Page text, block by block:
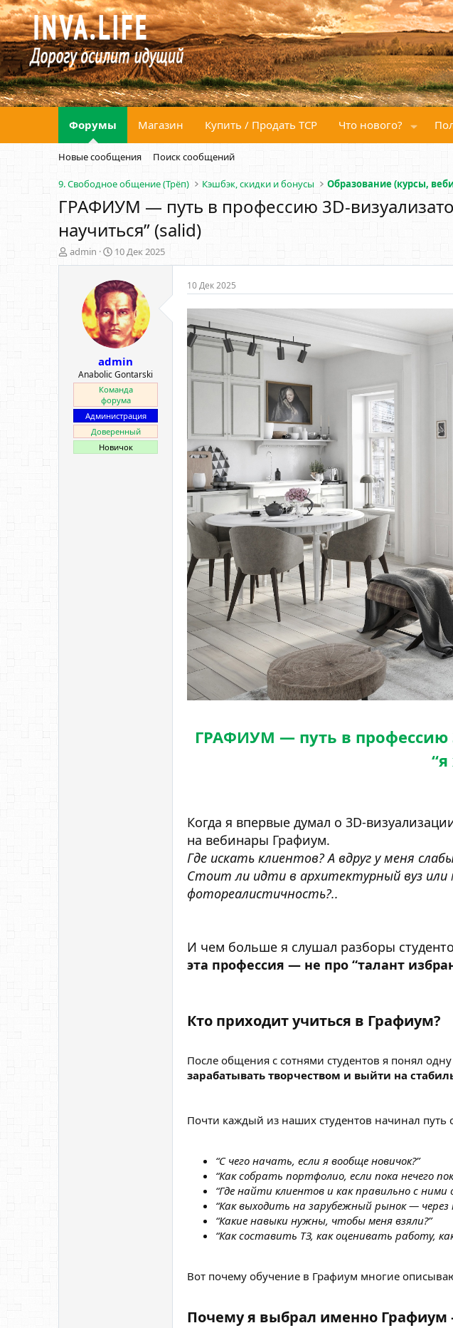
Форумы Магазин Купить / Продать ТСР Что нового?
Новые сообщения Поиск сообщений
9. Свободное общение (Трёп) Кэшбэк, скидки и бонусы
ГРАФИУМ — путь в профессию 3D-
научиться” (salid)
А
в
admin
Д
а
а
н
а
ч
а
а
10 Дек 2025
admin
Anabolic Gontarski
Команда
форума
Администрация
Доверенный
Новичок
10 Дек 2025
ГРАФИУМ — путь в профессию
Когда я впервые думал о 3D-
на вебинары Графиум.
Где искать клиентов? А вдруг у меня
Стоит ли идти в архитектурный вуз
фотореалистичность?..
И чем больше я слушал разборы
эта профессия — не про “талант
Кто приходит учиться в Графиум?​
После общения с сотнями студентов я понял
зарабатывать творчеством и выйти на
Почти каждый из наших студентов начинал путь
“С чего начать, если я вообще новичок?”
“Как собрать портфолио, если пока нечего
“Где найти клиентов и как правильно с ними
“Как выходить на зарубежный рынок — через
“Какие навыки нужны, чтобы меня взяли?”
“Как составить ТЗ, как оценивать работу,
Вот почему обучение в Графиум многие
Почему я выбрал именно